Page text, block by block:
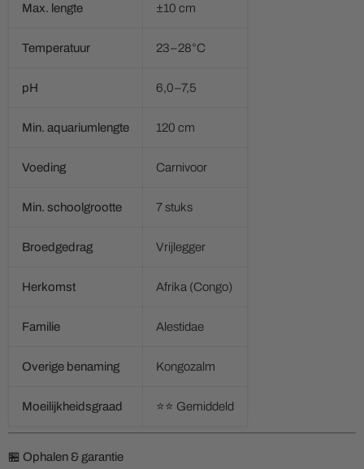
Max. lengte ±10 cm
Temperatuur 23–28°C
pH 6,0–7,5
Min. aquariumlengte 120 cm
Voeding Carnivoor
Min. schoolgrootte 7 stuks
Broedgedrag Vrijlegger
Herkomst Afrika (Congo)
Familie Alestidae
Overige benaming Kongozalm
Moeilijkheidsgraad ⭐⭐ Gemiddeld
🏪 Ophalen & garantie